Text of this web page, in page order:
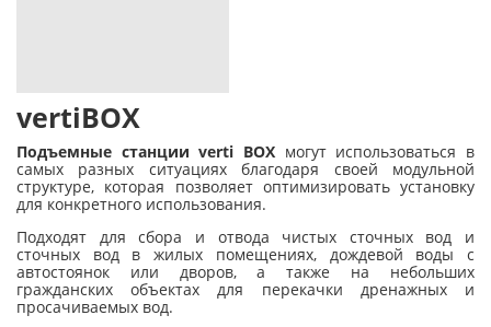
vertiBOX
Подъемные станции verti BOX могут использоваться в
самых разных ситуациях благодаря своей модульной
структуре, которая позволяет оптимизировать установку
для конкретного использования.
Подходят для сбора и отвода чистых сточных вод и
сточных вод в жилых помещениях, дождевой воды с
автостоянок или дворов, а также на небольших
гражданских объектах для перекачки дренажных и
просачиваемых вод.